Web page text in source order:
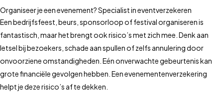
Organiseer je een evenement? Specialist in eventverzekeren
Een bedrijfsfeest, beurs, sponsorloop of festival organiseren is
fantastisch, maar het brengt ook risico’s met zich mee. Denk aan
letsel bij bezoekers, schade aan spullen of zelfs annulering door
onvoorziene omstandigheden. Eén onverwachte gebeurtenis kan
grote financiële gevolgen hebben. Een evenementenverzekering
helpt je deze risico’s af te dekken.